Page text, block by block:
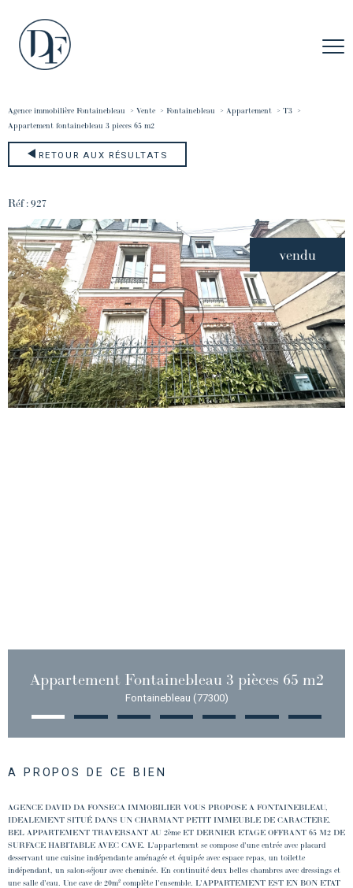
Agence immobilière Fontainebleau Vente Fontainebleau Appartement
T3
appartement fontainebleau 3 pieces 65 m2
RETOUR AUX RÉSULTATS
Réf : 927
vendu
Appartement Fontainebleau 3 pièces 65 m2
Fontainebleau (77300)
A PROPOS DE CE BIEN
AGENCE DAVID DA FONSECA IMMOBILIER VOUS PROPOSE A FONTAINEBLEAU,
IDEALEMENT SITUÉ DANS UN CHARMANT PETIT IMMEUBLE DE CARACTERE.
BEL APPARTEMENT TRAVERSANT AU 2ème ET DERNIER ETAGE OFFRANT 65 M2 DE
SURFACE HABITABLE AVEC CAVE. L'appartement se compose d'une entrée avec placard
desservant une cuisine indépendante aménagée et équipée avec espace repas, un toilette
indépendant, un salon-séjour avec cheminée. En continuité deux belles chambres avec dressings et
une salle d'eau. Une cave de 20m² complète l'ensemble. L'APPARTEMENT EST EN BON ETAT